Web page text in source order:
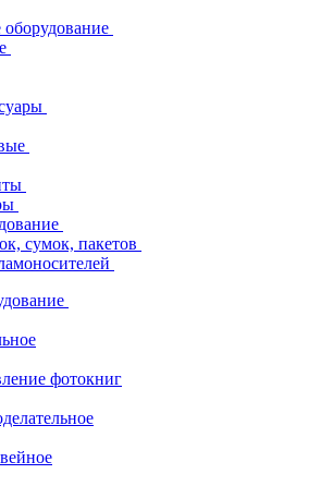
оборудование
сумок, пакетов
фотокниг